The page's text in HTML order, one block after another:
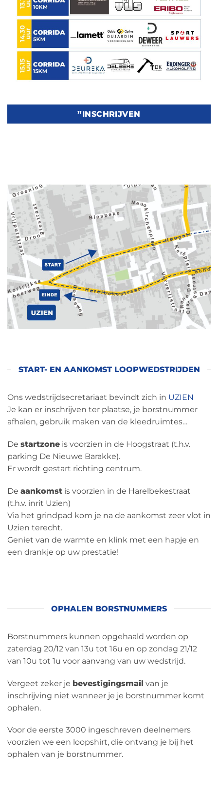
”INSCHRIJVEN
START- EN AANKOMST LOOPWEDSTRIJDEN
Ons wedstrijdsecretariaat bevindt zich in UZIEN
Je kan er inschrijven ter plaatse, je borstnummer
afhalen, gebruik maken van de kleedruimtes…
De startzone is voorzien in de Hoogstraat (t.h.v.
parking De Nieuwe Barakke).
Er wordt gestart richting centrum.
De aankomst is voorzien in de Harelbekestraat
(t.h.v. inrit Uzien)
Via het grindpad kom je na de aankomst zeer vlot in
Uzien terecht.
Geniet van de warmte en klink met een hapje en
een drankje op uw prestatie!
OPHALEN BORSTNUMMERS
Borstnummers kunnen opgehaald worden op
zaterdag 20/12 van 13u tot 16u en op zondag 21/12
van 10u tot 1u voor aanvang van uw wedstrijd.
Vergeet zeker je bevestigingsmail van je
inschrijving niet wanneer je je borstnummer komt
ophalen.
Voor de eerste 3000 ingeschreven deelnemers
voorzien we een loopshirt, die ontvang je bij het
ophalen van je borstnummer.